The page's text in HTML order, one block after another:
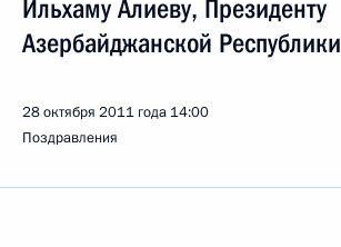
Ильхаму Алиеву, Президенту
Азербайджанской Республики
28 октября 2011 года 14:00
Поздравления